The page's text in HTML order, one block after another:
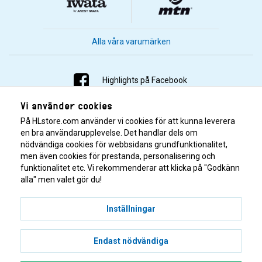
Alla våra varumärken
Highlights på Facebook
Highlights på Instagram
Highlights på Youtube
Highlights på Tiktok
© 2001–2026 Highlights/KR Distribution AB.
Vi använder cookies
På HLstore.com använder vi cookies för att kunna leverera
en bra användarupplevelse. Det handlar dels om
nödvändiga cookies för webbsidans grundfunktionalitet,
men även cookies för prestanda, personalisering och
funktionalitet etc. Vi rekommenderar att klicka på "Godkänn
alla" men valet gör du!
Inställningar
Endast nödvändiga